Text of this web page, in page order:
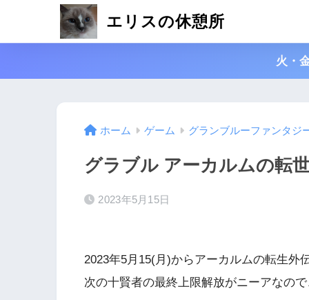
エリスの休憩所
火・
ホーム ゲーム グランブルーファンタジ
グラブル アーカルムの転
2023年5月15日
2023年5月15(月)からアーカルムの転生外
次の十賢者の最終上限解放がニーアなの